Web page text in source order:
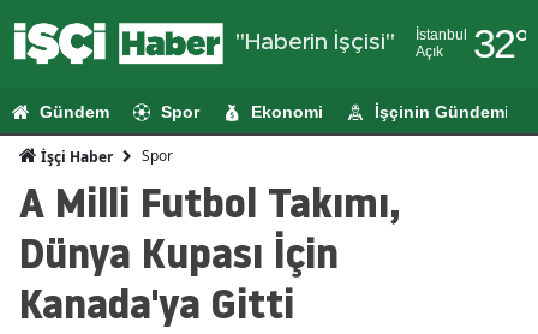
"Haberin İşçisi"
İstanbul
Açık
32°
Adıyaman
Gündem Spor Ekonomi İşçinin Gündemi
İşçi Haber Spor
A Milli Futbol Takımı,
Dünya Kupası İçin
Kanada'ya Gitti